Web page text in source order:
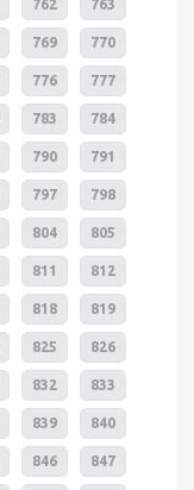
762 763
769 770
776 777
783 784
790 791
797 798
804 805
811 812
818 819
825 826
832 833
839 840
846 847